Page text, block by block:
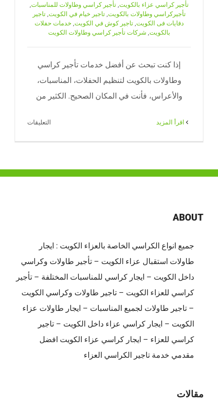
تأجير كراسي عزاء بالكويت ,تأجير كراسي وطاولات للمناسبات
تأجيركراسي وطاولات بالكويت ,تاجير خيام في الكويت ,تاجير
دفايات فى الكويت ,تاجير كوش في الكويت خدمات حفلات
بالكويت شركات تأجير كراسي وطاولات الكويت
إذا كنت تبحث عن أفضل خدمات تأجير كراسي
وطاولات بالكويت لتنظيم الحفلات، المناسبات،
والأعراس، فأنت في المكان الصحيح. الكثير من
التعليقات
ABOUT
جميع انواع الكراسي الخاصة بالعزاء الكويت : ايجار
طاولات استقبال عزاء الكويت – تأجير طاولات وكراسي
داخل الكويت – ايجار كراسي للمناسبات المختلفة – تأجير
كراسي للعزاء الكويت – تاجير طاولات وكراسي الكويت
– تاجير طاولات لجميع المناسبات – ايجار طاولات عزاء
الكويت – ايجار كراسي عزاء داخل الكويت – تاجير
كراسي للعزاء – ايجار كراسي عزاء الكويت افضل
مقدمي خدمة تاجير الكراسي العزاء
مقالات